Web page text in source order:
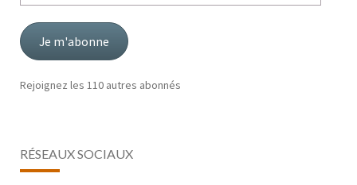
adresse
mail
Je m'abonne
Rejoignez les 110 autres abonnés
RÉSEAUX SOCIAUX